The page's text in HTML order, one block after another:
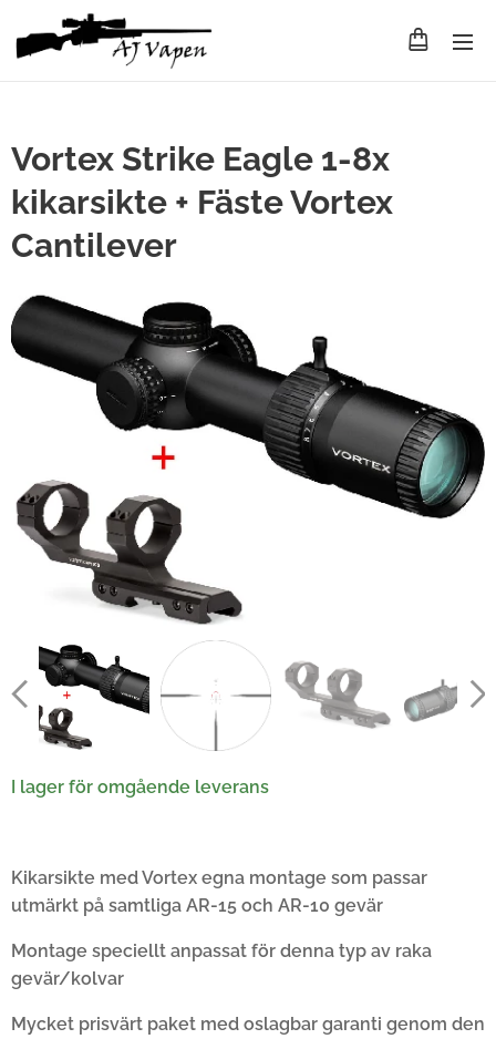
Vortex Strike Eagle 1-8x
kikarsikte + Fäste Vortex
Cantilever
I lager för omgående leverans
Kikarsikte med Vortex egna montage som passar
utmärkt på samtliga AR-15 och AR-10 gevär
Montage speciellt anpassat för denna typ av raka
gevär/kolvar
Mycket prisvärt paket med oslagbar garanti genom den